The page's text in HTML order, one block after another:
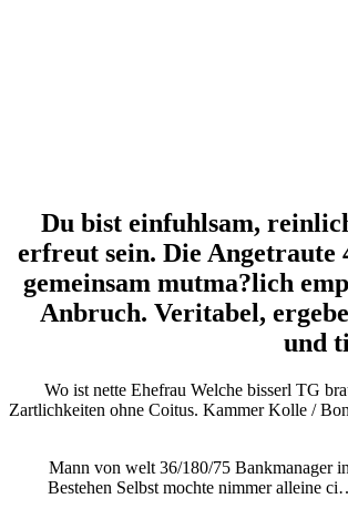
Du bist einfuhlsam,
erfreut sein. Die Angetraute
gemeinsam mutma?lich
Anbruch. Veritabel,
und
Wo ist nette Ehefrau Welche bisserl TG
Zartlichkeiten ohne Coitus. Kammer Kolle /
Mann von welt 36/180/75 Bankmanager
Bestehen Selbst mochte nimmer alleine